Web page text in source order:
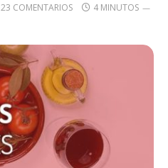
23 COMENTARIOS
4 MINUTOS